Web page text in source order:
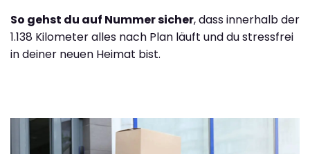
So gehst du auf Nummer sicher, dass innerhalb der
1.138 Kilometer alles nach Plan läuft und du stressfrei
in deiner neuen Heimat bist.